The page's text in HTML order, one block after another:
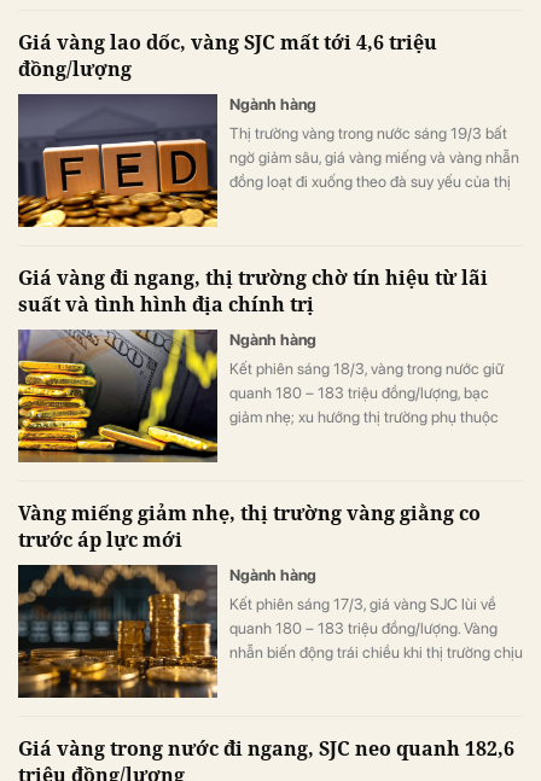
Giá vàng lao dốc, vàng SJC mất tới 4,6 triệu
đồng/lượng
Ngành hàng
Thị trường vàng trong nước sáng 19/3 bất
ngờ giảm sâu, giá vàng miếng và vàng nhẫn
đồng loạt đi xuống theo đà suy yếu của thị
Giá vàng đi ngang, thị trường chờ tín hiệu từ lãi
suất và tình hình địa chính trị
Ngành hàng
Kết phiên sáng 18/3, vàng trong nước giữ
quanh 180 – 183 triệu đồng/lượng, bạc
giảm nhẹ; xu hướng thị trường phụ thuộc
Vàng miếng giảm nhẹ, thị trường vàng giằng co
trước áp lực mới
Ngành hàng
Kết phiên sáng 17/3, giá vàng SJC lùi về
quanh 180 – 183 triệu đồng/lượng. Vàng
nhẫn biến động trái chiều khi thị trường chịu
Giá vàng trong nước đi ngang, SJC neo quanh 182,6
triệu đồng/lượng